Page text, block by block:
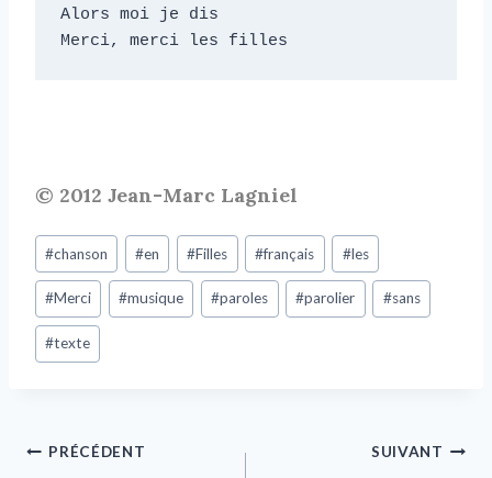
Alors moi je dis
Merci, merci les filles
© 2012 Jean-Marc Lagniel
#chanson #en #Filles #français #les
#Merci #musique #paroles #parolier #sans
#texte
PRÉCÉDENT SUIVANT